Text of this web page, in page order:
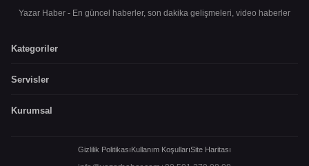
Yazar Haber - En güncel haberler, son dakika gelişmeleri, video haberler
Kategoriler
Servisler
Kurumsal
Gizlilik PolitikasıKullanım KoşullarıSite Haritası